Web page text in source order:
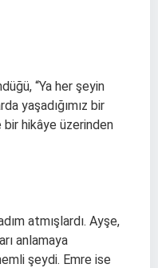
“Ya her şeyin
yaşadığımız bir
bir hikâye üzerinden
atmışlardı. Ayşe,
anlamaya
şeydi. Emre ise